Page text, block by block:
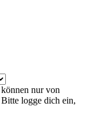
nur von
logge dich ein,